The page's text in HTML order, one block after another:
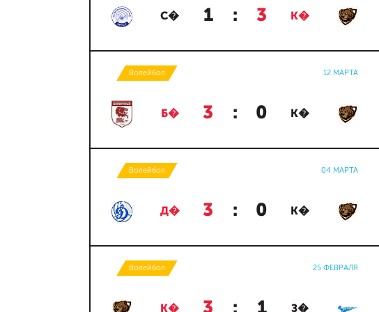
С� 1 : 3 К�
Волейбол 12 МАРТА
Б� 3 : 0 К�
Волейбол 04 МАРТА
Д� 3 : 0 К�
Волейбол 25 ФЕВРАЛЯ
К� 3 : 1 З�